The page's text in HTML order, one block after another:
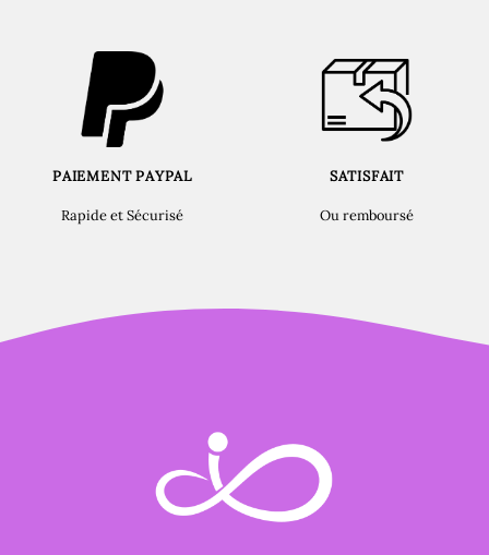
PAIEMENT PAYPAL
Rapide et Sécurisé
SATISFAIT
Ou remboursé